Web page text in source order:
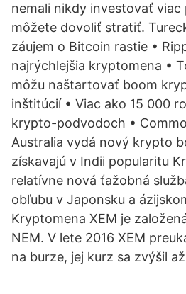
nemali nikdy investovať viac
môžete dovoliť stratiť.
záujem o Bitcoin rastie •
najrýchlejšia kryptomena •
môžu naštartovať boom
inštitúcií • Viac ako 15 000
krypto-podvodoch •
Australia vydá nový krypto
získavajú v Indii popularitu
relatívne nová ťažobná
obľubu v Japonsku a
Kryptomena XEM je
NEM. V lete 2016 XEM
na burze, jej kurz sa zvýšil